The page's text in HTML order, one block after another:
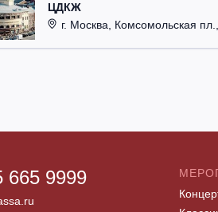
ЦДКЖ
г. Москва, Комсомольская
665 9999